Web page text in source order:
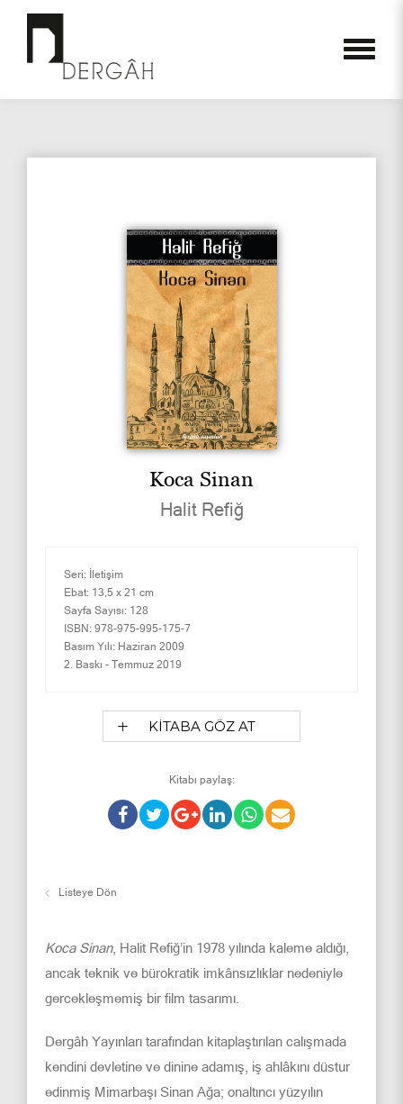
Koca Sinan
Halit Refiğ
Seri:
İletişim
Ebat: 13,5 x 21 cm
Sayfa Sayısı: 128
ISBN: 978-975-995-175-7
Basım Yılı: Haziran 2009
2. Baskı - Temmuz 2019
KİTABA GÖZ AT
Kitabı paylaş:
Listeye Dön
Koca Sinan, Halit Refiğ’in 1978 yılında kaleme aldığı,
ancak teknik ve bürokratik imkânsızlıklar nedeniyle
gercekleşmemiş bir film tasarımı.
Dergâh Yayınları tarafından kitaplaştırılan calışmada
kendini devletine ve dinine adamış, iş ahlâkını düstur
edinmiş Mimarbaşı Sinan Ağa; onaltıncı yüzyılın